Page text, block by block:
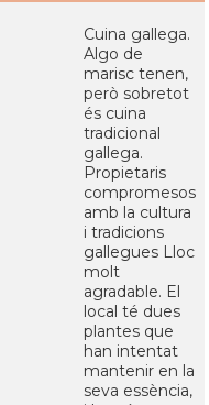
Cuina gallega.
Algo de
marisc tenen,
però sobretot
és cuina
tradicional
gallega.
Propietaris
compromesos
amb la cultura
i tradicions
gallegues Lloc
molt
agradable. El
local té dues
plantes que
han intentat
mantenir en la
seva essència,